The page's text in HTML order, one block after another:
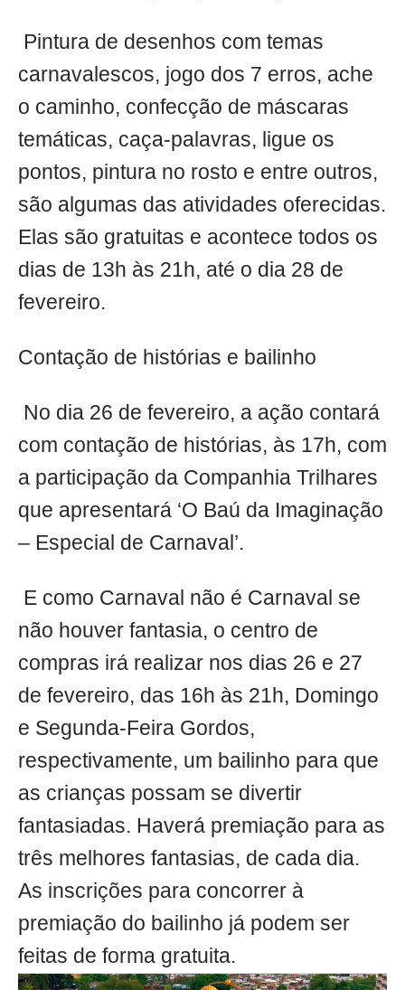
Pintura de desenhos com temas
carnavalescos, jogo dos 7 erros, ache
o caminho, confecção de máscaras
temáticas, caça-palavras, ligue os
pontos, pintura no rosto e entre outros,
são algumas das atividades oferecidas.
Elas são gratuitas e acontece todos os
dias de 13h às 21h, até o dia 28 de
fevereiro.
Contação de histórias e bailinho
No dia 26 de fevereiro, a ação contará
com contação de histórias, às 17h, com
a participação da Companhia Trilhares
que apresentará ‘O Baú da Imaginação
– Especial de Carnaval’.
E como Carnaval não é Carnaval se
não houver fantasia, o centro de
compras irá realizar nos dias 26 e 27
de fevereiro, das 16h às 21h, Domingo
e Segunda-Feira Gordos,
respectivamente, um bailinho para que
as crianças possam se divertir
fantasiadas. Haverá premiação para as
três melhores fantasias, de cada dia.
As inscrições para concorrer à
premiação do bailinho já podem ser
feitas de forma gratuita.